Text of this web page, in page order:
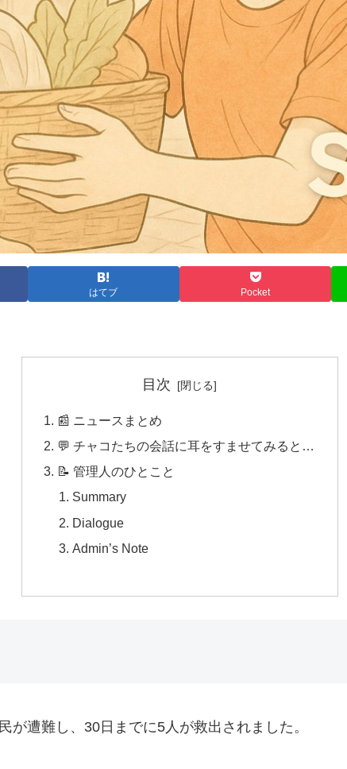
はてブ Pocket
目次
📰 ニュースまとめ
💬 チャコたちの会話に耳をすませてみると…
📝 管理人のひとこと
Summary
Dialogue
Admin’s Note
遭難し、30日までに5人が救出されました。